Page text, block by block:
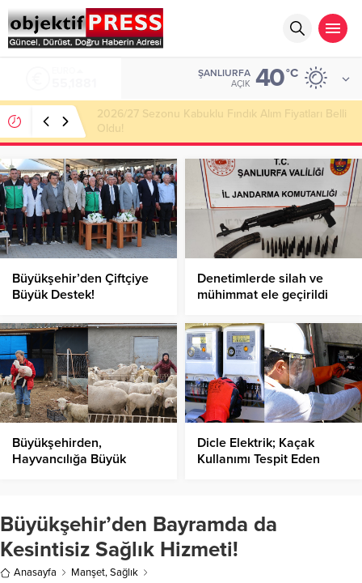
ŞANLIURFA
AÇIK 40°C
Haliliye Belediyesi Her Gün 4 Bin 898 Kişiye Sıcak
Yemek Ulaştırıyor!
Büyükşehir’den Çiftçiye
Büyük Destek!
Denetimlerde silah ve
mühimmat ele geçirildi
Büyükşehirden,
Hayvancılığa Büyük
Dicle Elektrik; Kaçak
Kullanımı Tespit Eden
Büyükşehir’den Bayramda da
Kesintisiz Sağlık Hizmeti!
Anasayfa Manşet,Sağlık